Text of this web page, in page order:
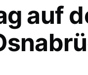
auf